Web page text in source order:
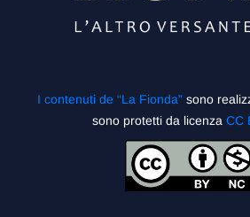
I contenuti de “La Fionda” sono
sono protetti da licenza CC